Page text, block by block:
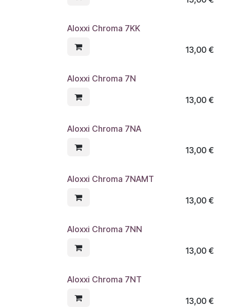
Aloxxi Chroma 7KK
13,00€
Aloxxi Chroma 7N
13,00€
Aloxxi Chroma 7NA
13,00€
Aloxxi Chroma 7NAMT
13,00€
Aloxxi Chroma 7NN
13,00€
Aloxxi Chroma 7NT
13,00€